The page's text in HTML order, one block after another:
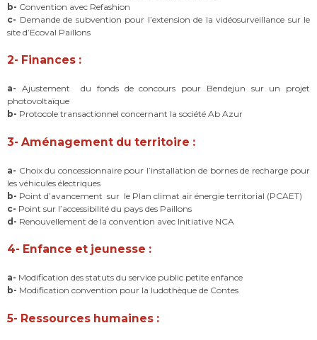
b- Convention avec Refashion
c- Demande de subvention pour l’extension de la vidéosurveillance sur le
site d’Ecoval Paillons
2- Finances :
a- Ajustement du fonds de concours pour Bendejun sur un projet
photovoltaïque
b- Protocole transactionnel concernant la société Ab Azur
3- Aménagement du territoire :
a- Choix du concessionnaire pour l’installation de bornes de recharge pour
les véhicules électriques
b- Point d’avancement sur le Plan climat air énergie territorial (PCAET)
c- Point sur l’accessibilité du pays des Paillons
d- Renouvellement de la convention avec Initiative NCA
4- Enfance et jeunesse :
a- Modification des statuts du service public petite enfance
b- Modification convention pour la ludothèque de Contes
5- Ressources humaines :